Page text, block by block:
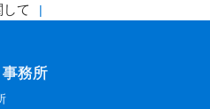
して
務所